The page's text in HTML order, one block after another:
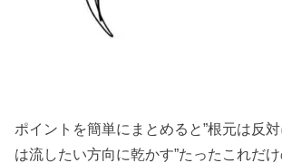
ポイントを簡単にまとめると”根元は反
は流したい方向に乾かす”たったこれだ